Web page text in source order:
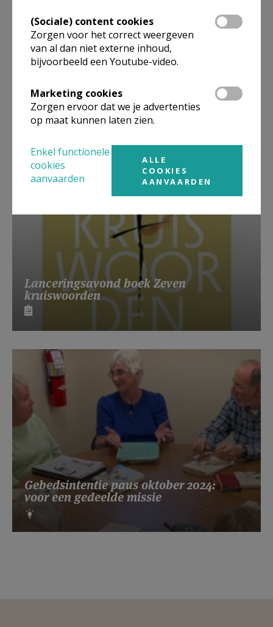
Beroepsvereniging Zorgpastores
Lanceringsavond boek Zeven
kruiswoorden
Gebedsintentie paus oktober 2024:
voor een gedeelde missie
(Sociale) content cookies
Zorgen voor het correct weergeven
van al dan niet externe inhoud,
bijvoorbeeld een Youtube-video.
Marketing cookies
Zorgen ervoor dat we je advertenties
op maat kunnen laten zien.
Enkel functionele
cookies
aanvaarden
ALLE
COOKIES
AANVAARDEN